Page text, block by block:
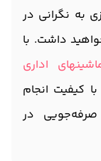
به نگرانی در
داشت. با
اداری
کیفیت انجام
در